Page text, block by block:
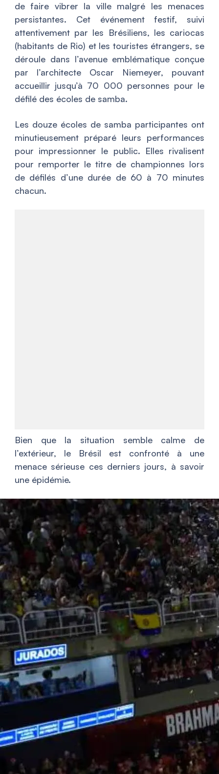
de faire vibrer la ville malgré les menaces
persistantes. Cet événement festif, suivi
attentivement par les Brésiliens, les cariocas
(habitants de Rio) et les touristes étrangers, se
déroule dans l’avenue emblématique conçue
par l’architecte Oscar Niemeyer, pouvant
accueillir jusqu’à 70 000 personnes pour le
défilé des écoles de samba.
Les douze écoles de samba participantes ont
minutieusement préparé leurs performances
pour impressionner le public. Elles rivalisent
pour remporter le titre de championnes lors
de défilés d’une durée de 60 à 70 minutes
chacun.
Bien que la situation semble calme de
l’extérieur, le Brésil est confronté à une
menace sérieuse ces derniers jours, à savoir
une épidémie.